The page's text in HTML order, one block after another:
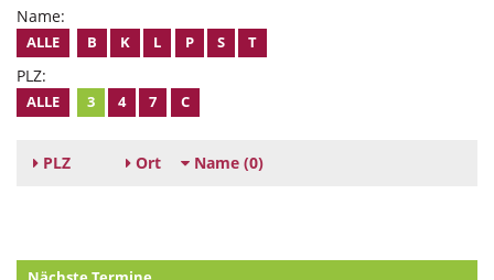
Name:
ALLE B K L P S T
PLZ:
ALLE 3 4 7 C
PLZ Ort Name (0)